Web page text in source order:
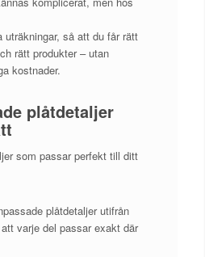
uträkningar, så att du får rätt
rätt produkter – utan
kostnader.
plåtdetaljer
som passar perfekt till ditt
plåtdetaljer utifrån
varje del passar exakt där